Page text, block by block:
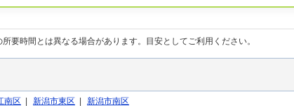
要時間とは異なる場合があります。目安としてご利用ください。
南区 | 新潟市東区 | 新潟市南区